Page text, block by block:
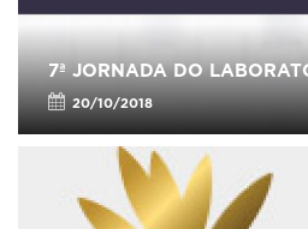
7ª JORNADA DO
20/10/2018